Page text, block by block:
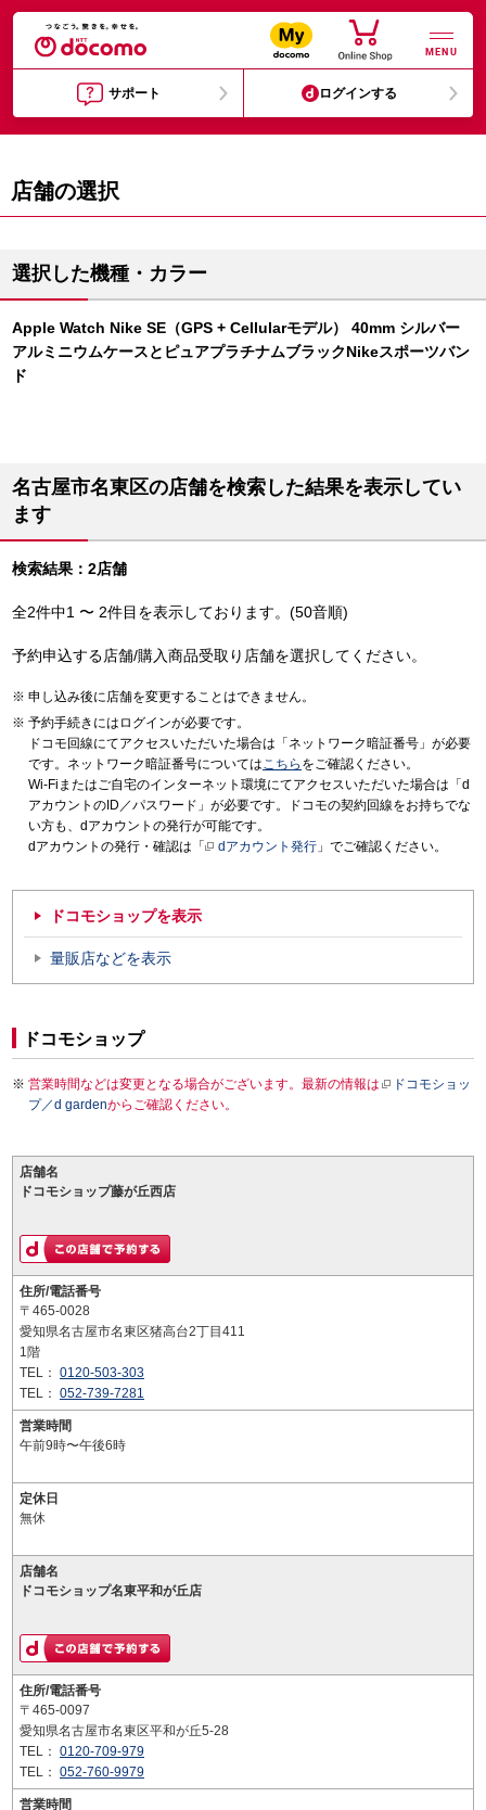
MENU
サポート ログインする
店舗の選択
選択した機種・カラー
Apple Watch Nike SE（GPS + Cellularモデル） 40mm シルバー
アルミニウムケースとピュアプラチナムブラックNikeスポーツバン
ド
名古屋市名東区の店舗を検索した結果を表示してい
ます
検索結果：2店舗
全2件中1 〜 2件目を表示しております。(50音順)
予約申込する店舗/購入商品受取り店舗を選択してください。
申し込み後に店舗を変更することはできません。
予約手続きにはログインが必要です。
ドコモ回線にてアクセスいただいた場合は「ネットワーク暗証番号」が必要
です。ネットワーク暗証番号についてはこちら をご確認ください。
Wi-Fiまたはご自宅のインターネット環境にてアクセスいただいた場合は「d
アカウントのID／パスワード」が必要です。ドコモの契約回線をお持ちでな
い方も、dアカウントの発行が可能です。
dアカウントの発行・確認は「
dアカウント発行 」でご確認ください。
ドコモショップを表示
量販店などを表示
ドコモショップ
営業時間などは変更となる場合がございます。最新の情報は
ドコモショッ
プ／d gardenからご確認ください。
店舗名
ドコモショップ藤が丘西店
住所/電話番号
〒465-0028
愛知県名古屋市名東区猪高台2丁目411
1階
TEL： 0120-503-303
TEL： 052-739-7281
営業時間
午前9時〜午後6時
定休日
無休
店舗名
ドコモショップ名東平和が丘店
住所/電話番号
〒465-0097
愛知県名古屋市名東区平和が丘5-28
TEL： 0120-709-979
TEL： 052-760-9979
営業時間